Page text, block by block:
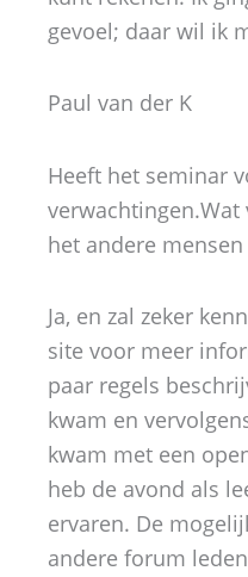
gevoel; daar wil ik
Paul van der K
Heeft het seminar
het andere mensen
Ja, en zal zeker
site voor meer
paar regels
kwam en
kwam met een
heb de avond als
ervaren. De
andere forum